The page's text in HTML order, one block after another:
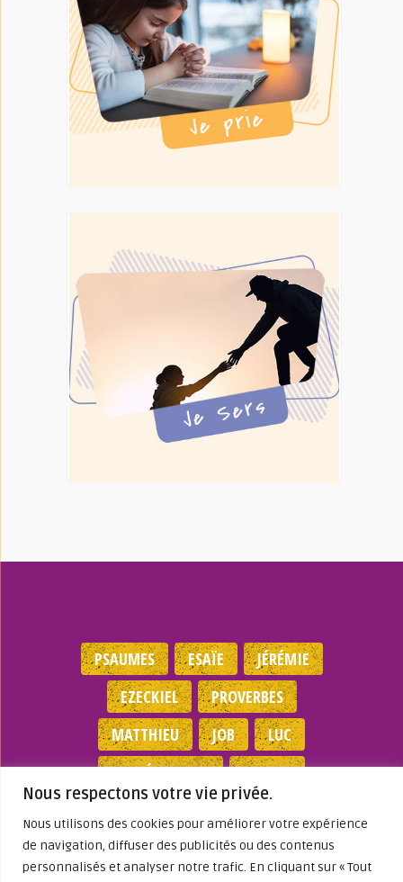
Nous respectons votre vie privée.
Nous utilisons des cookies pour améliorer votre expérience
de navigation, diffuser des publicités ou des contenus
personnalisés et analyser notre trafic. En cliquant sur « Tout
PSAUMES ESAÏE
JÉRÉMIE
EZECKIEL
PROVERBES
MATTHIEU
JOB
LUC
DEUTÉRONOME
EXODES
Mentions légales |
Politique de